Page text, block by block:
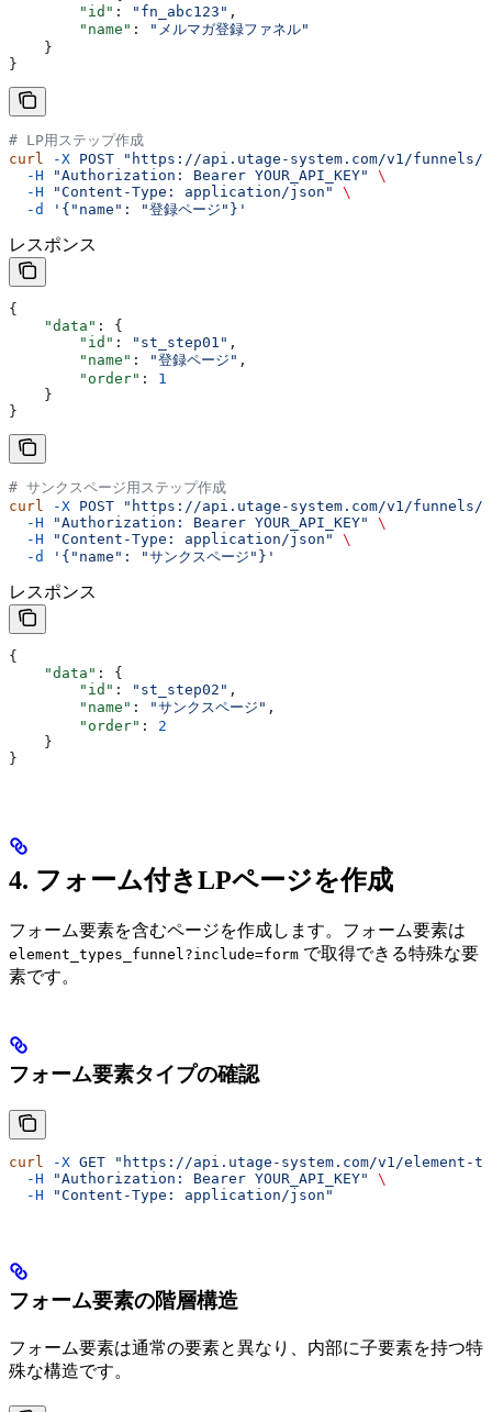
        "id"
: "fn_abc123" ,
        "name"
:
"メルマガ登録ファネル"
    }
}
# LP用ステップ作成
curl -X POST "https://api.utage-system.com/v1/funnels/
  -H
"Authorization: Bearer YOUR_API_KEY"
\
  -H
"Content-Type: application/json"
\
  -d
'{"name": "登録ページ"}'
レスポンス
{
    "data"
: {
        "id"
: "st_step01" ,
        "name"
: "登録ページ" ,
        "order"
: 1
    }
}
# サンクスページ用ステップ作成
curl -X POST "https://api.utage-system.com/v1/funnels/
  -H
"Authorization: Bearer YOUR_API_KEY"
\
  -H
"Content-Type: application/json"
\
  -d
'{"name": "サンクスページ"}'
レスポンス
{
    "data"
: {
        "id"
: "st_step02" ,
        "name"
: "サンクスページ" ,
        "order"
: 2
    }
}
4. フォーム付きLPページを作成
フォーム要素を含むページを作成します。フォーム要素は
element_types_funnel?include=form で取得できる特殊な要
素です。
フォーム要素タイプの確認
curl -X GET "https://api.utage-system.com/v1/element-
  -H
"Authorization: Bearer YOUR_API_KEY"
\
  -H
"Content-Type: application/json"
フォーム要素の階層構造
フォーム要素は通常の要素と異なり、内部に子要素を持つ特
殊な構造です。